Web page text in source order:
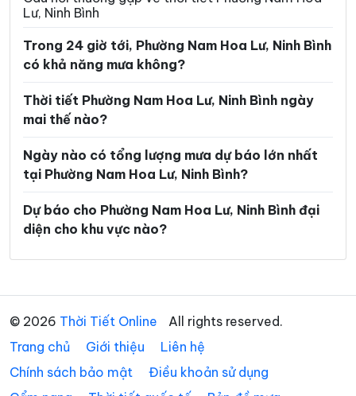
Xã Gia Phong
Xã Gia Tường Xã Gia Vân
Xã Giao Hòa Xã Giao Hưng
Xã Giao Minh Xã Giao Ninh
Xã Giao Phúc Xã Giao Thuỷ
Xã Hải Hậu
Xã Hải Quang Xã Hải Thịnh
Xã Hải Tiến Xã Hải Xuân
Xã Hiển Khánh Xã Hồng Phong
Xã Khánh Hội Xã Khánh Nhạc
Lư, Ninh Bình
Trong 24 giờ tới, Phường Nam Hoa Lư, Ninh Bình
có khả năng mưa không?
Thời tiết Phường Nam Hoa Lư, Ninh Bình ngày
mai thế nào?
Ngày nào có tổng lượng mưa dự báo lớn nhất
tại Phường Nam Hoa Lư, Ninh Bình?
Dự báo cho Phường Nam Hoa Lư, Ninh Bình đại
diện cho khu vực nào?
© 2026 Thời Tiết Online
All rights reserved.
Trang chủ
Giới thiệu
Liên hệ
Chính sách bảo mật
Điều khoản sử dụng